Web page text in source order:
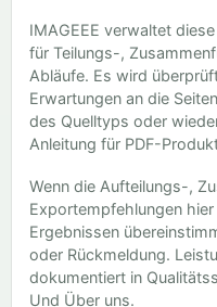
IMAGEEE verwaltet
für Teilungs-,
Abläufe. Es wird
Erwartungen an die
des Quelltyps oder
Anleitung für PDF-
Wenn die Aufteilungs-,
Exportempfehlungen
Ergebnissen
oder Rückmeldung.
dokumentiert in
Und Über uns.